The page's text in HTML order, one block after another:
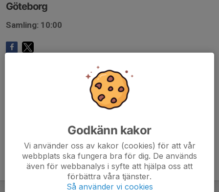
Göteborg
Samling: 10:00
Anmälan är öppen för gruppens medlemmar.
Godkänn kakor
Vi använder oss av kakor (cookies) för att vår
webbplats ska fungera bra för dig. De används
även för webbanalys i syfte att hjälpa oss att
förbättra våra tjänster.
Så använder vi cookies